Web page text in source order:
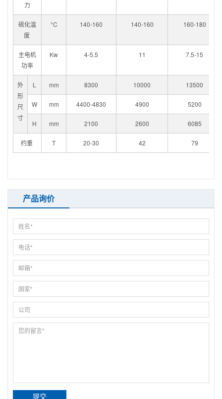
力
硫化温
度
°C 140-160 140-160 160-180
主电机
功率
Kw 4-5.5 11 7.5-15
外
形
尺
寸
L mm 8300 10000 13500
W mm 4400-4830 4900 5200
H mm 2100 2600 6085
约重 T 20-30 42 79
产品询价
提交